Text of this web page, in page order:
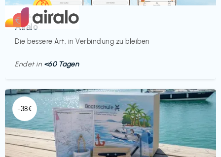
Mobilfunk
Airalo
Die bessere Art, in Verbindung zu bleiben
€‎
Endet in <60 Tagen
-38€